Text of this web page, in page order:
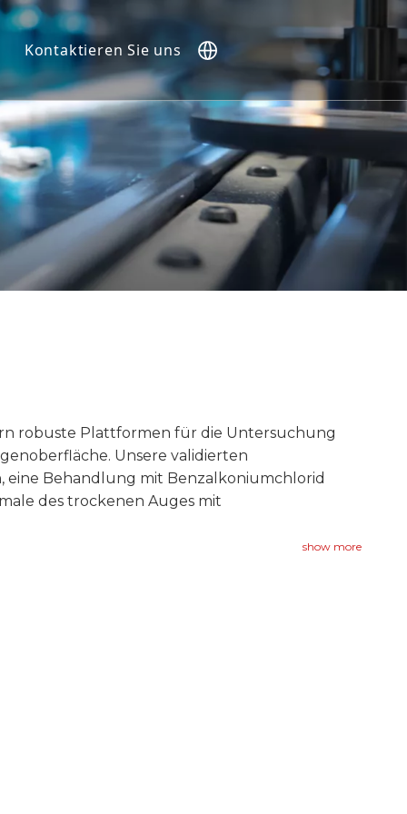
Kontaktieren Sie uns
robuste Plattformen für die Untersuchung
Unsere validierten
Behandlung mit Benzalkoniumchlorid
des trockenen Auges mit
show more